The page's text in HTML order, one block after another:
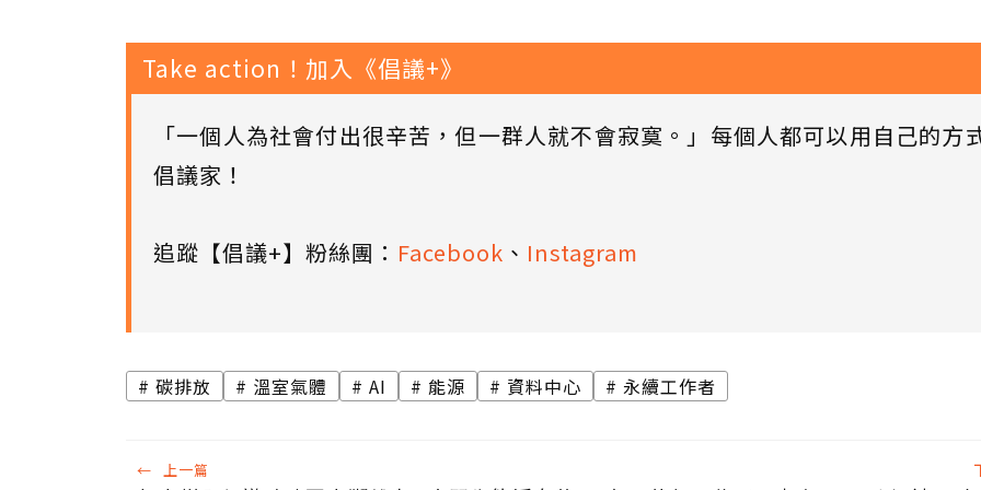
Take action！加入《倡議+》
「一個人為社會付出很辛苦，但一群人就不會寂寞。」每個人都可以用自己的方
倡議家！
追蹤【倡議+】粉絲團： Facebook 、 Instagram
碳排放 溫室氣體 AI 能源 資料中心 永續工作者
← 上一篇